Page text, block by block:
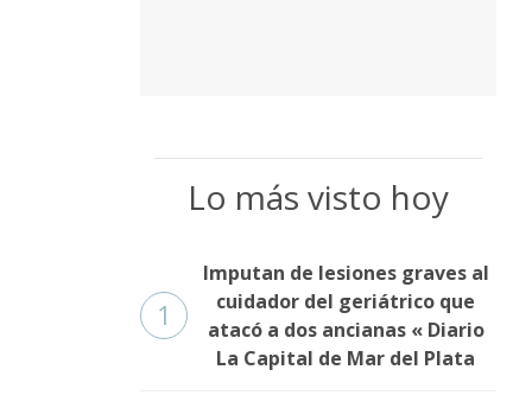
Lo más visto hoy
1
Imputan de lesiones graves al
cuidador del geriátrico que
atacó a dos ancianas « Diario
La Capital de Mar del Plata